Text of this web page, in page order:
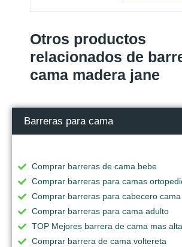
Otros productos
relacionados de
cama madera jane
Barreras para cama
Comprar barreras de cama bebe
Comprar barreras para camas
Comprar barreras para cabecero cama
Comprar barreras para cama adulto
TOP Mejores barrera de cama mas alta
Comprar barrera de cama voltereta